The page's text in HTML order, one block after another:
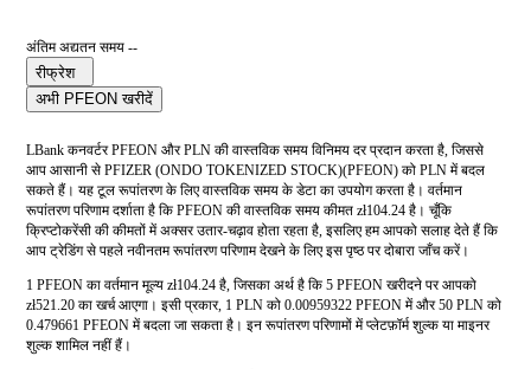
अंतिम अद्यतन समय --
रीफ्रेश
अभी PFEON खरीदें
LBank कनवर्टर PFEON और PLN की वास्तविक समय विनिमय दर प्रदान करता है, जिससे
आप आसानी से PFIZER (ONDO TOKENIZED STOCK)(PFEON) को PLN में बदल
सकते हैं। यह टूल रूपांतरण के लिए वास्तविक समय के डेटा का उपयोग करता है। वर्तमान
रूपांतरण परिणाम दर्शाता है कि PFEON की वास्तविक समय कीमत zł104.24 है। चूँकि
क्रिप्टोकरेंसी की कीमतों में अक्सर उतार-चढ़ाव होता रहता है, इसलिए हम आपको सलाह देते हैं कि
आप ट्रेडिंग से पहले नवीनतम रूपांतरण परिणाम देखने के लिए इस पृष्ठ पर दोबारा जाँच करें।
1 PFEON का वर्तमान मूल्य zł104.24 है, जिसका अर्थ है कि 5 PFEON खरीदने पर आपको
zł521.20 का खर्च आएगा। इसी प्रकार, 1 PLN को 0.00959322 PFEON में और 50 PLN को
0.479661 PFEON में बदला जा सकता है। इन रूपांतरण परिणामों में प्लेटफ़ॉर्म शुल्क या माइनर
शुल्क शामिल नहीं हैं।